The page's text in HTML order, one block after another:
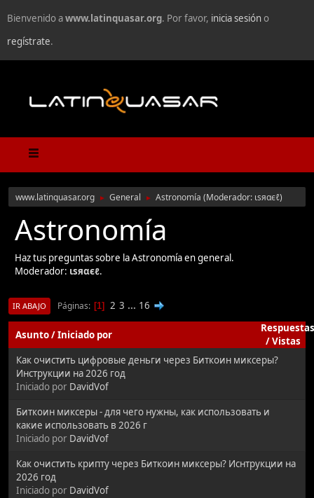
Bienvenido awww.latinquasar.org. Por favor, inicia sesióno
regístrate.
www.latinquasar.org ► General ► Astronomía (Moderador: ιѕяαєℓ)
Astronomía
Haz tus preguntas sobre la Astronomía en general.
Moderador: ιѕяαєℓ.
IR ABAJO Páginas 1 2 3 ... 16
Asunto/Iniciado por
/Vistas
Как очистить цифровые деньги через Биткоин миксеры?
Инструкции на 2026 год
Iniciado por DavidVof
Биткоин миксеры - для чего нужны, как использовать и
какие использовать в 2026 г
Iniciado por DavidVof
Как очистить крипту через Биткоин миксеры? Иснтрукции на
2026 год
Iniciado por DavidVof